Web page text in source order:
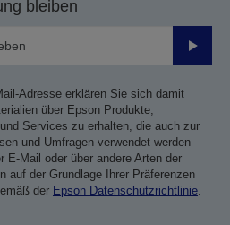
bleiben
Adresse erklären Sie sich damit
über Epson Produkte,
Services zu erhalten, die auch zur
und Umfragen verwendet werden
E-Mail oder über andere Arten der
auf der Grundlage Ihrer Präferenzen
der Epson Datenschutzrichtlinie